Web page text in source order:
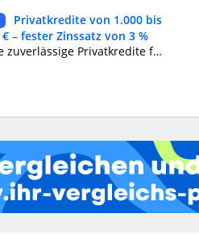
Privatkredite von 1.000 bis
€ – fester Zinssatz von 3 %
Ich biete zuverlässige Privatkredite für alle – Arbeitnehmer, Selbstständige, Rentner und Menschen in vorübergehenden Schwierigkeiten. Beträge von 1.000 bis 500.000 € mit einem festen Zinssatz von 3 % pro Jahr. Flexible Rückzahlung. Keine versteckten Gebühren oder unangenehmen Überraschungen. Schnelle und diskrete Bearbeitung Ihrer Anfrage. ???? Kontaktieren Sie mich per E-Mail: frankorakar14@gmail.com ???? oder per WhatsApp: +386 70 115 843